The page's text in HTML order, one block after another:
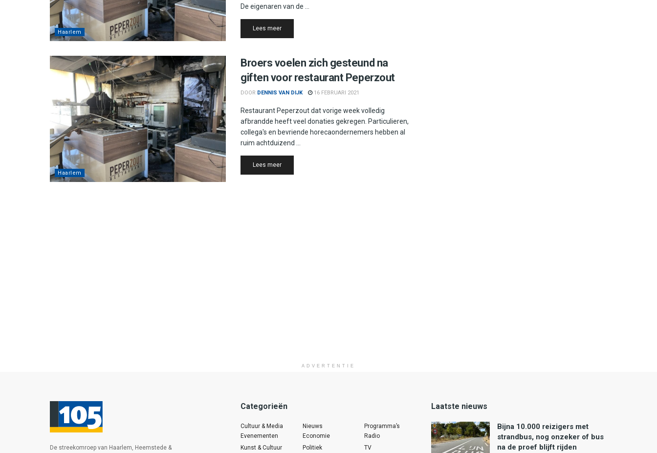
Haarlem
De eigenaren van de ...
Lees meerDetails
Haarlem
Broers voelen zich gesteund na
giften voor restaurant Peperzout
DOOR DENNIS VAN DIJK 16 FEBRUARI 2021
Restaurant Peperzout dat vorige week volledig
afbrandde heeft veel donaties gekregen. Particulieren,
collega's en bevriende horecaondernemers hebben al
ruim achtduizend ...
Lees meerDetails
ADVERTENTIE
De streekomroep van Haarlem, Heemstede &
Categorieën
Cultuur & Media
Evenementen
Kunst & Cultuur
Nieuws
Economie
Politiek
Programma’s
Radio
TV
Laatste nieuws
Bijna 10.000 reizigers met
strandbus, nog onzeker of bus
na de proef blijft rijden